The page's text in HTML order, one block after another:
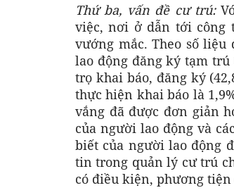
Thứ ba, vấn đề cư trú:
việc, nơi ở dẫn tới công
vướng mắc. Theo số
lao động đăng ký tạm
trọ khai báo, đăng ký
thực hiện khai báo là
vắng đã được đơn giản
của người lao động và
biết của người lao động
tin trong quản lý cư trú
có điều kiện, phương